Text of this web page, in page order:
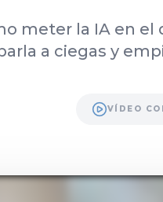
meter la IA en el
a ciegas y
VÍDEO